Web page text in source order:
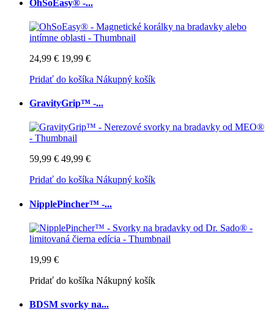
OhSoEasy® -...
24,99 € 19,99 €
Pridať do košíka Nákupný košík
GravityGrip™ -...
59,99 € 49,99 €
Pridať do košíka Nákupný košík
NipplePincher™ -...
19,99 €
Pridať do košíka Nákupný košík
BDSM svorky na...